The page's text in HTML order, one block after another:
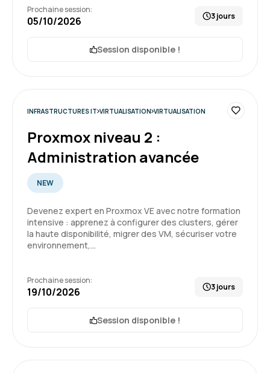
Formation donne envie de s’investir dans les
sujets de virtualisation d’application
Formation : Docker - Créer et administrer vos
mettre le pied à l'étrier.
conteneurs virtuels d'applications
Une formation très instructive, qui m’a permis
mieux comprendre les outils et méthodes au
tour de docker. L’accompagnement était clair
Prochaine session:
05/10/2026 3 jours
Session disponible !
INFRASTRUCTURES IT VIRTUALISATION VIRTUALISATION
Proxmox niveau 2 :
Administration avancée
NEW
Devenez expert en Proxmox VE avec notre formation
intensive : apprenez à configurer des clusters, gérer
la haute disponibilité, migrer des VM, sécuriser votre
environnement,…
Prochaine session:
19/10/2026 3 jours
Session disponible !